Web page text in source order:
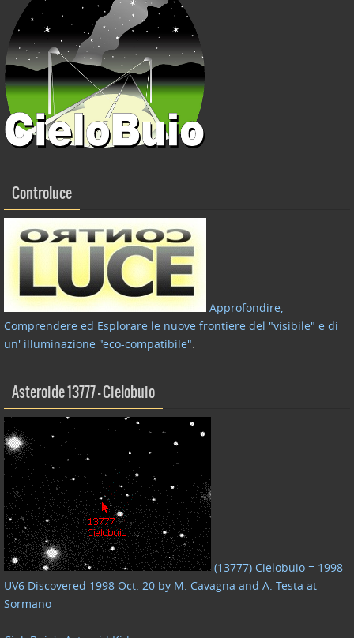
Controluce
Approfondire,
Comprendere ed Esplorare le nuove frontiere del "visibile" e di
un' illuminazione "eco-compatibile".
Asteroide 13777 – Cielobuio
(13777) Cielobuio = 1998
UV6 Discovered 1998 Oct. 20 by M. Cavagna and A. Testa at
Sormano